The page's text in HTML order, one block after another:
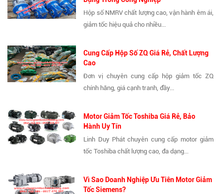
Hộp số NMRV chất lượng cao, vận hành êm ái,
giảm tốc hiệu quả cho nhiều...
Cung Cấp Hộp Số ZQ Giá Rẻ, Chất Lượng
Cao
Đơn vị chuyên cung cấp hộp giảm tốc ZQ
chính hãng, giá cạnh tranh, đầy...
Motor Giảm Tốc Toshiba Giá Rẻ, Bảo
Hành Uy Tín
Linh Duy Phát chuyên cung cấp motor giảm
tốc Toshiba chất lượng cao, đa dạng...
Vì Sao Doanh Nghiệp Ưu Tiên Motor Giảm
Tốc Siemens?